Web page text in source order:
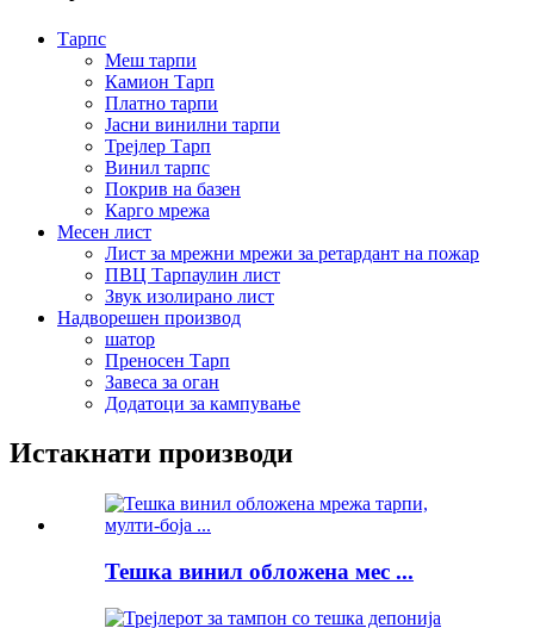
Тарпс
Меш тарпи
Камион Тарп
Платно тарпи
Јасни винилни тарпи
Трејлер Тарп
Винил тарпс
Покрив на базен
Карго мрежа
Месен лист
Лист за мрежни мрежи за ретардант на пожар
ПВЦ Тарпаулин лист
Звук изолирано лист
Надворешен производ
шатор
Преносен Тарп
Завеса за оган
Додатоци за кампување
Истакнати производи
Тешка винил обложена мес ...